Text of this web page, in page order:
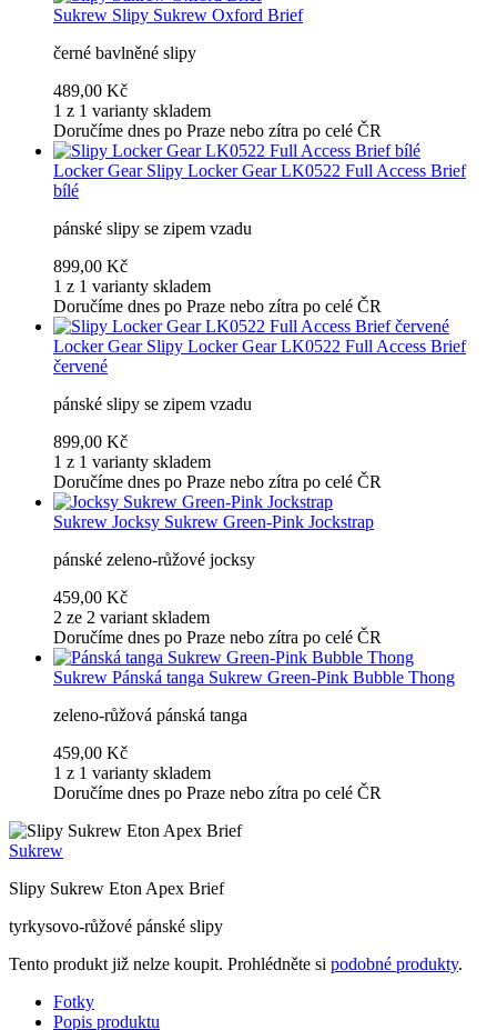
Sukrew Slipy Sukrew Oxford Brief
černé bavlněné slipy
489,00 Kč
1 z 1 varianty skladem
Doručíme dnes po Praze nebo zítra po celé ČR
Locker Gear Slipy Locker Gear LK0522 Full Access Brief
bílé
pánské slipy se zipem vzadu
899,00 Kč
1 z 1 varianty skladem
Doručíme dnes po Praze nebo zítra po celé ČR
Locker Gear Slipy Locker Gear LK0522 Full Access Brief
červené
pánské slipy se zipem vzadu
899,00 Kč
1 z 1 varianty skladem
Doručíme dnes po Praze nebo zítra po celé ČR
Sukrew Jocksy Sukrew Green-Pink Jockstrap
pánské zeleno-růžové jocksy
459,00 Kč
2 ze 2 variant skladem
Doručíme dnes po Praze nebo zítra po celé ČR
Sukrew Pánská tanga Sukrew Green-Pink Bubble Thong
zeleno-růžová pánská tanga
459,00 Kč
1 z 1 varianty skladem
Doručíme dnes po Praze nebo zítra po celé ČR
Sukrew
Slipy Sukrew Eton Apex Brief
tyrkysovo-růžové pánské slipy
Tento produkt již nelze koupit. Prohlédněte si podobné produkty.
Fotky
Popis produktu